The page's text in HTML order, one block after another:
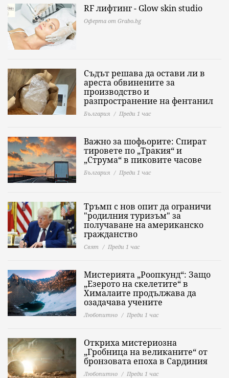
RF лифтинг - Glow skin studio
Оферта от Grabo.bg
Съдът решава да остави ли в
ареста обвинените за
производство и
разпространение на фентанил
България Преди 1 час
Важно за шофьорите: Спират
тировете по „Тракия“ и
„Струма“ в пиковите часове
България Преди 1 час
Тръмп с нов опит да ограничи
"родилния туризъм" за
получаване на американско
гражданство
Свят Преди 1 час
Мистерията „Роопкунд“: Защо
„Езерото на скелетите“ в
Хималаите продължава да
озадачава учените
Любопитно Преди 1 час
Откриха мистериозна
„Гробница на великаните“ от
бронзовата епоха в Сардиния
Любопитно Преди 1 час